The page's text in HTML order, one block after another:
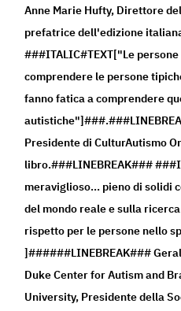
Anne Marie Hufty, Direttore
prefatrice dell'edizione
###ITALIC#TEXT["Le
comprendere le persone
fanno fatica a comprendere
Presidente di CulturAutismo
libro.###LINEBREAK###
meraviglioso... pieno di solidi
del mondo reale e sulla
rispetto per le persone nello
]######LINEBREAK###
Duke Center for Autism and
University, Presidente della